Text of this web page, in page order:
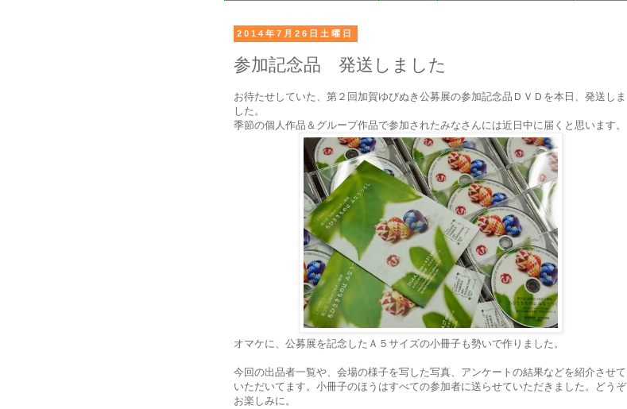
2014年7月26日土曜日
参加記念品 発送しました
お待たせしていた、第２回加賀ゆびぬき公募展の参加記念品ＤＶＤを本日、発送しま
した。
季節の個人作品＆グループ作品で参加されたみなさんには近日中に届くと思います。
オマケに、公募展を記念したＡ５サイズの小冊子も勢いで作りました。
今回の出品者一覧や、会場の様子を写した写真、アンケートの結果などを紹介させて
いただいてます。小冊子のほうはすべての参加者に送らせていただきました。どうぞ
お楽しみに。